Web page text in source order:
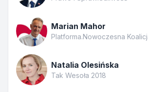
Marian Mahor
Platforma.Nowoczesna
Natalia Olesińska
Tak Wesoła 2018